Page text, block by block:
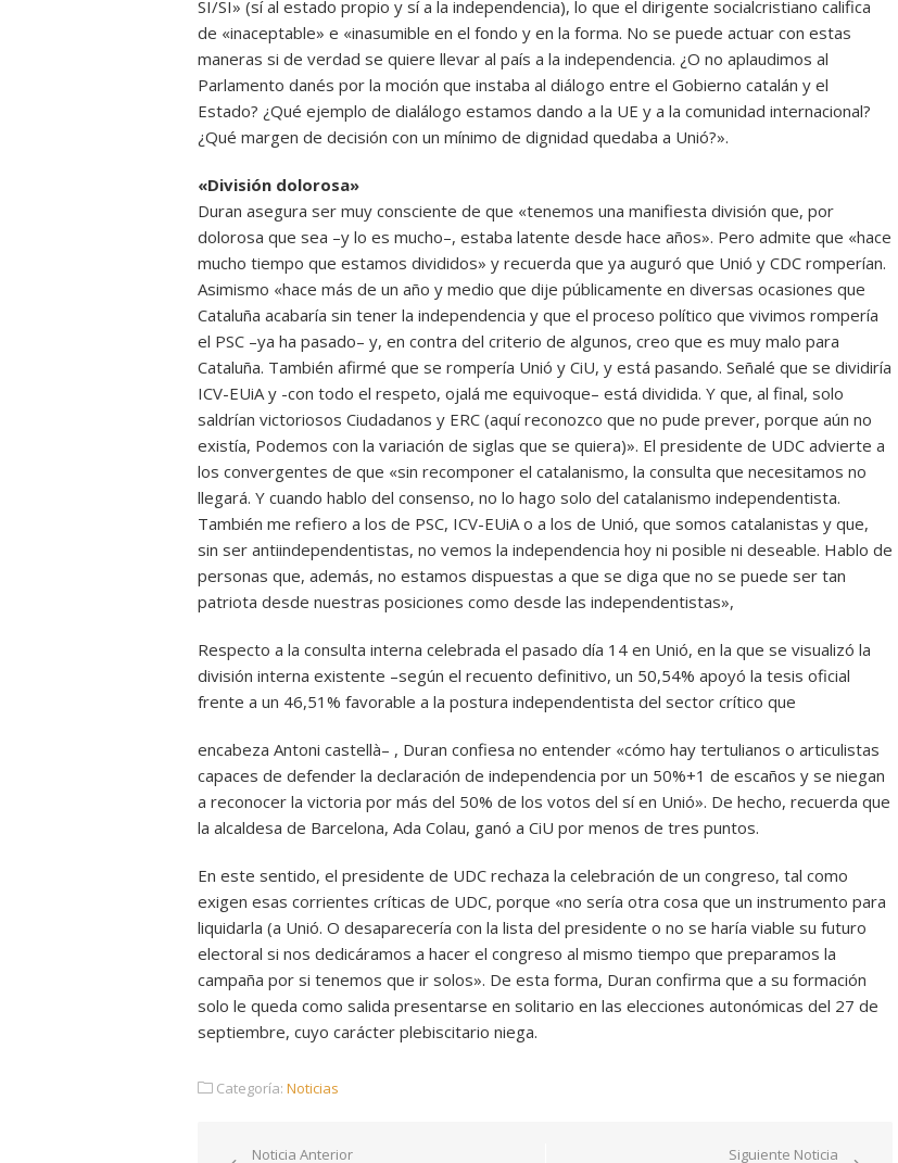
SI/SI» (sí al estado propio y sí a la independencia), lo que el dirigente socialcristiano califica
de «inaceptable» e «inasumible en el fondo y en la forma. No se puede actuar con estas
maneras si de verdad se quiere llevar al país a la independencia. ¿O no aplaudimos al
Parlamento danés por la moción que instaba al diálogo entre el Gobierno catalán y el
Estado? ¿Qué ejemplo de dialálogo estamos dando a la UE y a la comunidad internacional?
¿Qué margen de decisión con un mínimo de dignidad quedaba a Unió?».
«División dolorosa»
Duran asegura ser muy consciente de que «tenemos una manifiesta división que, por
dolorosa que sea –y lo es mucho–, estaba latente desde hace años». Pero admite que «hace
mucho tiempo que estamos divididos» y recuerda que ya auguró que Unió y CDC romperían.
Asimismo «hace más de un año y medio que dije públicamente en diversas ocasiones que
Cataluña acabaría sin tener la independencia y que el proceso político que vivimos rompería
el PSC –ya ha pasado– y, en contra del criterio de algunos, creo que es muy malo para
Cataluña. También afirmé que se rompería Unió y CiU, y está pasando. Señalé que se dividiría
ICV-EUiA y -con todo el respeto, ojalá me equivoque– está dividida. Y que, al final, solo
saldrían victoriosos Ciudadanos y ERC (aquí reconozco que no pude prever, porque aún no
existía, Podemos con la variación de siglas que se quiera)». El presidente de UDC advierte a
los convergentes de que «sin recomponer el catalanismo, la consulta que necesitamos no
llegará. Y cuando hablo del consenso, no lo hago solo del catalanismo independentista.
También me refiero a los de PSC, ICV-EUiA o a los de Unió, que somos catalanistas y que,
sin ser antiindependentistas, no vemos la independencia hoy ni posible ni deseable. Hablo de
personas que, además, no estamos dispuestas a que se diga que no se puede ser tan
patriota desde nuestras posiciones como desde las independentistas»,
Respecto a la consulta interna celebrada el pasado día 14 en Unió, en la que se visualizó la
división interna existente –según el recuento definitivo, un 50,54% apoyó la tesis oficial
frente a un 46,51% favorable a la postura independentista del sector crítico que
encabeza Antoni castellà– , Duran confiesa no entender «cómo hay tertulianos o articulistas
capaces de defender la declaración de independencia por un 50%+1 de escaños y se niegan
a reconocer la victoria por más del 50% de los votos del sí en Unió». De hecho, recuerda que
la alcaldesa de Barcelona, Ada Colau, ganó a CiU por menos de tres puntos.
En este sentido, el presidente de UDC rechaza la celebración de un congreso, tal como
exigen esas corrientes críticas de UDC, porque «no sería otra cosa que un instrumento para
liquidarla (a Unió. O desaparecería con la lista del presidente o no se haría viable su futuro
electoral si nos dedicáramos a hacer el congreso al mismo tiempo que preparamos la
campaña por si tenemos que ir solos». De esta forma, Duran confirma que a su formación
solo le queda como salida presentarse en solitario en las elecciones autonómicas del 27 de
septiembre, cuyo carácter plebiscitario niega.
Categoría: Noticias
Navegación
Noticia Anterior Siguiente Noticia